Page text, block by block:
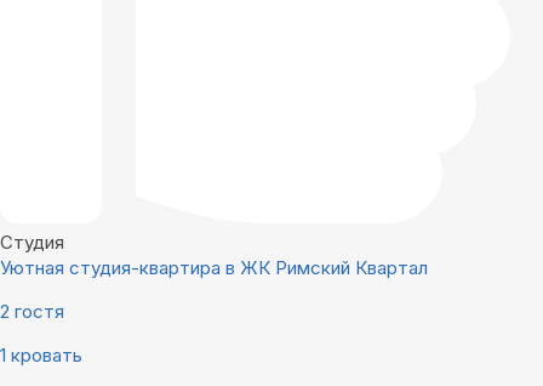
Студия
Уютная студия-квартира в ЖК Римский Квартал
2 гостя
1 кровать